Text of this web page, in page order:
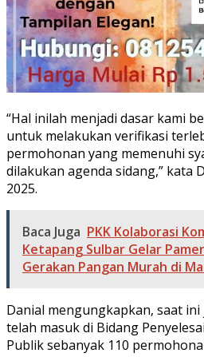
“Hal inilah menjadi dasar kami
untuk melakukan verifikasi
permohonan yang memenuhi
dilakukan agenda sidang,” kata
2025.
Baca Juga PKK Kolaborasi
Ketapang Sulbar Gelar
Gerakan Pangan Murah di
Danial mengungkapkan, saat
telah masuk di Bidang
Publik sebanyak 110